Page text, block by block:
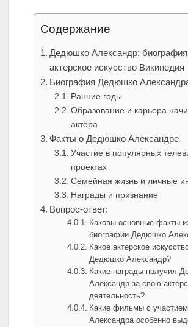
Содержание
Дедюшко Александр:
актерское искусство Википедия
Биография Дедюшко
Ранние годы
Образование и карьера
актёра
Факты о Дедюшко Александре
Участие в популярных
проектах
Семейная жизнь и личные
Награды и признание
Вопрос-ответ:
Каковы основные факты
биографии Дедюшко
Какое актерское
Дедюшко Александр?
Какие награды получил
Александр за свою
деятельность?
Какие фильмы с
Александра особенно